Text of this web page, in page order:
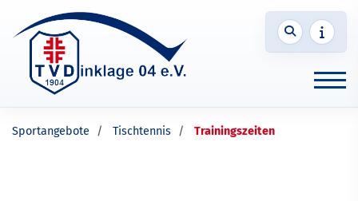
Sportangebote Tischtennis Trainingszeiten